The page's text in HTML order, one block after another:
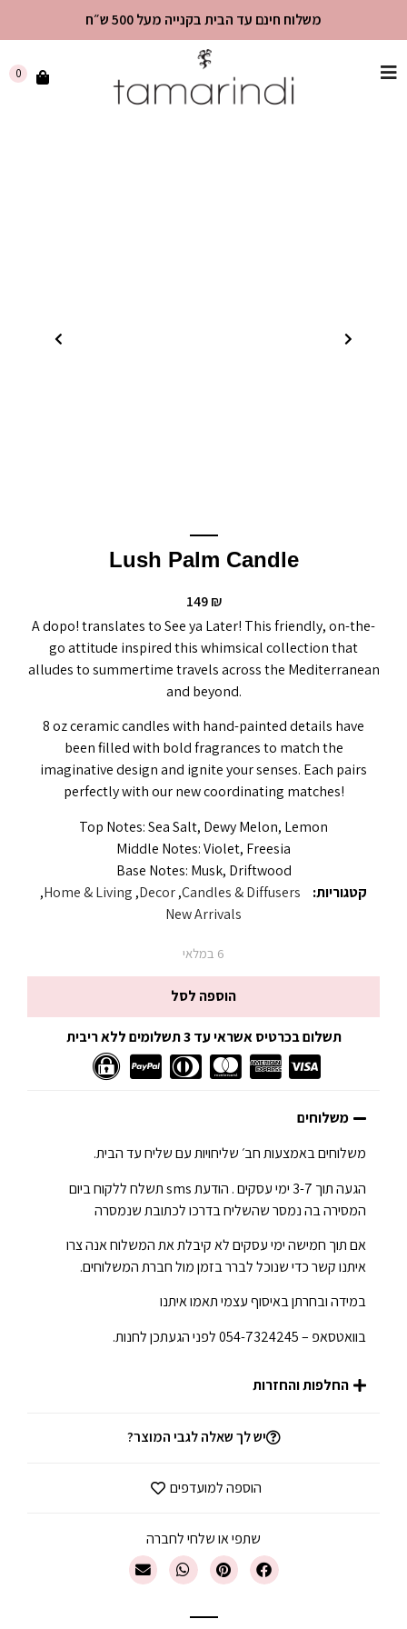
שִׂים
משלוח חינם עד הבית בקנייה מעל 500 ש״ח
0
Lush Palm Candle
149₪
A dopo! translates to See ya Later! This friendly, on-the-
go attitude inspired this whimsical collection that
alludes to summertime travels across the Mediterranean
and beyond.
8 oz ceramic candles with hand-painted details have
been filled with bold fragrances to match the
imaginative design and ignite your senses. Each pairs
perfectly with our new coordinating matches!
Top Notes: Sea Salt, Dewy Melon, Lemon
Middle Notes: Violet, Freesia
Base Notes: Musk, Driftwood
קטגוריות:
Candles & Diffusers
,
Decor
,
Home & Living
,
New Arrivals
6 במלאי
הוספה לסל
תשלום בכרטיס אשראי עד 3 תשלומים ללא ריבית
משלוחים
משלוחים באמצעות חב׳ שליחויות עם שליח עד הבית.
הגעה תוך 3-7 ימי עסקים . הודעת sms תשלח ללקוח ביום
המסירה בה נמסר שהשליח בדרכו לכתובת שנמסרה
אם תוך חמישה ימי עסקים לא קיבלת את המשלוח אנה צרו
איתנו קשר כדי שנוכל לברר בזמן מול חברת המשלוחים.
במידה ובחרתן באיסוף עצמי תאמו איתנו
בוואטסאפ – 054-7324245 לפני הגעתכן לחנות.
החלפות והחזרות
יש לך שאלה לגבי המוצר?
הוספה למועדפים
שתפי או שלחי לחברה